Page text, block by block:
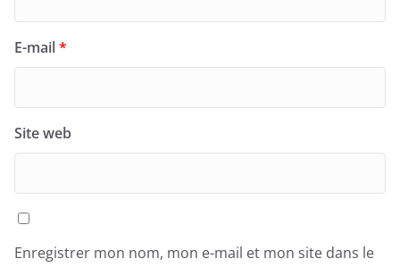
E-mail*
Site web
Enregistrer mon nom, mon e-mail et mon site dans le